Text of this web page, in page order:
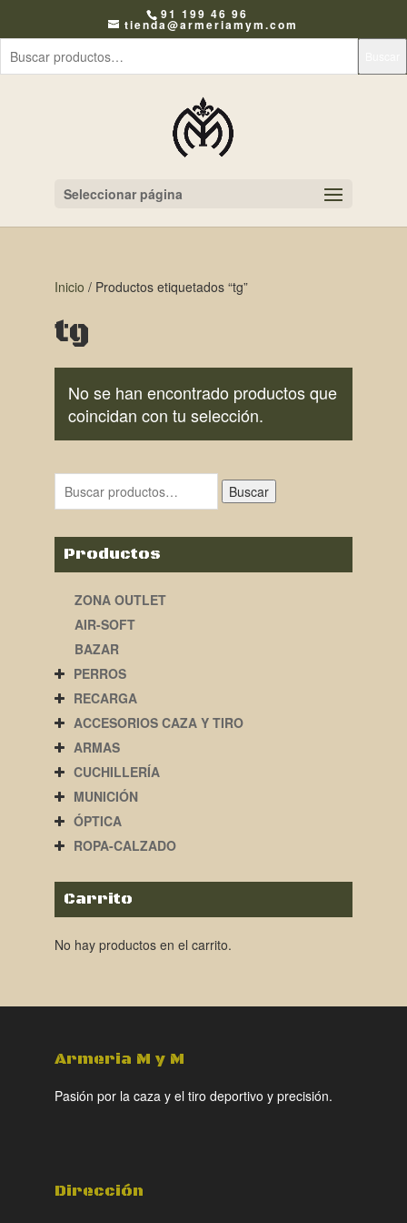
91 199 46 96
tienda@armeriamym.com
Seleccionar página
Inicio / Productos etiquetados “tg”
tg
No se han encontrado productos que
coincidan con tu selección.
Buscar
Productos
ZONA OUTLET
AIR-SOFT
BAZAR
PERROS
RECARGA
ACCESORIOS CAZA Y TIRO
ARMAS
CUCHILLERÍA
MUNICIÓN
ÓPTICA
ROPA-CALZADO
Carrito
No hay productos en el carrito.
Armeria M y M
Pasión por la caza y el tiro deportivo y precisión.
Dirección